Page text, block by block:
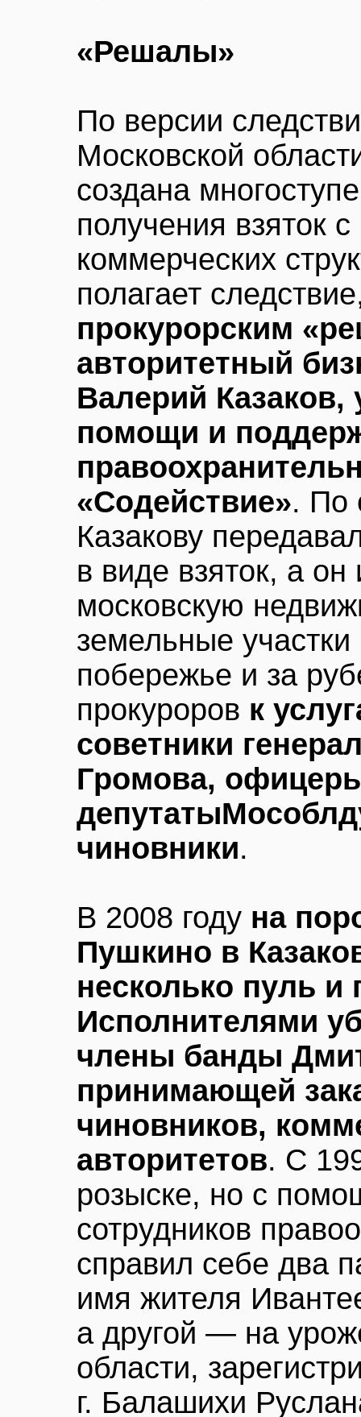
«Решалы»
По версии
Московской
создана
получения взяток
коммерческих
полагает
прокурорским
авторитетный
Валерий
помощи и
«Содействие». По
Казакову
в виде взяток, а
московскую
земельные
побережье и за
прокуроров к
советники
Громова,
чиновники.
В 2008 году на
Пушкино в
несколько пуль и
Исполнителями
члены банды
принимающей
чиновников,
авторитетов. С
розыске, но с
сотрудников
справил себе два
имя жителя
а другой — на
области,
г. Балашихи